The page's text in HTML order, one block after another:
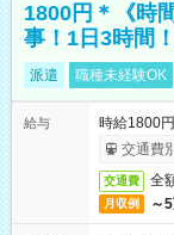
1800円＊《時
事！1日3時間
派遣 職種未経験OK
給与
時給1800
交通費
交通費 全
月収例 ～